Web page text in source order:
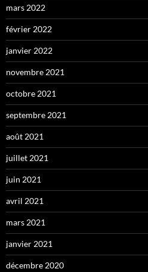
mars 2022
février 2022
janvier 2022
novembre 2021
octobre 2021
septembre 2021
août 2021
juillet 2021
juin 2021
avril 2021
mars 2021
janvier 2021
décembre 2020